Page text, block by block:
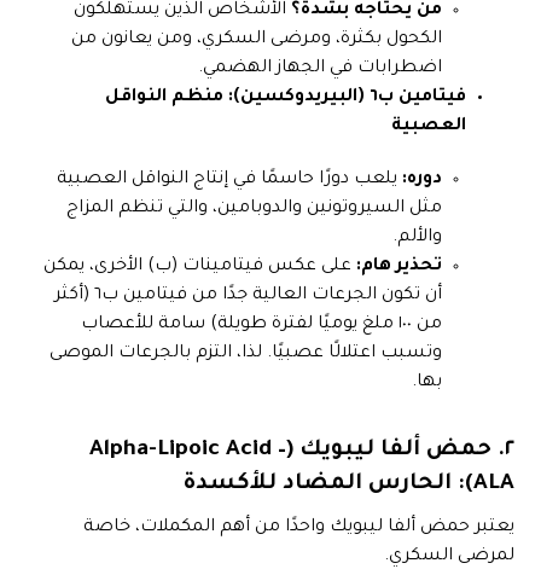
من يحتاجه بشدة؟ الأشخاص الذين يستهلكون
الكحول بكثرة، ومرضى السكري، ومن يعانون من
اضطرابات في الجهاز الهضمي.
فيتامين ب٦ (البيريدوكسين): منظم النواقل
العصبية
دوره: يلعب دورًا حاسمًا في إنتاج النواقل العصبية
مثل السيروتونين والدوبامين، والتي تنظم المزاج
والألم.
تحذير هام: على عكس فيتامينات (ب) الأخرى، يمكن
أن تكون الجرعات العالية جدًا من فيتامين ب٦ (أكثر
من ١٠٠ ملغ يوميًا لفترة طويلة) سامة للأعصاب
وتسبب اعتلالًا عصبيًا. لذا، التزم بالجرعات الموصى
بها.
٢. حمض ألفا ليبويك (Alpha-Lipoic Acid –
ALA): الحارس المضاد للأكسدة
يعتبر حمض ألفا ليبويك واحدًا من أهم المكملات، خاصة
لمرضى السكري.